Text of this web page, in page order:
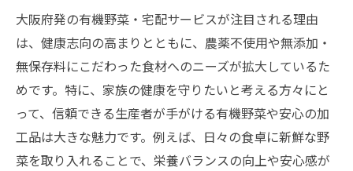
大阪府発の有機野菜・宅配サービスが注目される理由
は、健康志向の高まりとともに、農薬不使用や無添加・
無保存料にこだわった食材へのニーズが拡大しているた
めです。特に、家族の健康を守りたいと考える方々にと
って、信頼できる生産者が手がける有機野菜や安心の加
工品は大きな魅力です。例えば、日々の食卓に新鮮な野
菜を取り入れることで、栄養バランスの向上や安心感が